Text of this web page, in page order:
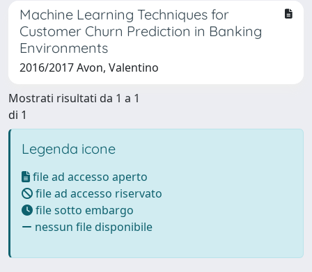
Machine Learning Techniques for
Customer Churn Prediction in Banking
Environments
2016/2017 Avon, Valentino
Mostrati risultati da 1 a 1
di 1
Legenda icone
file ad accesso aperto
file ad accesso riservato
file sotto embargo
nessun file disponibile